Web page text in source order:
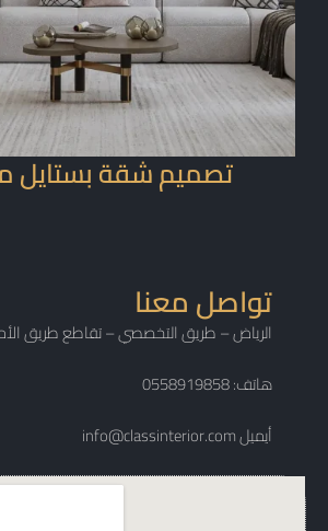
تصميم شقة بستايل
تواصل معنا
الرياض–طريق التخصصي–تقاطع طريق
هاتف: 0558919858
info@classinterior.com أيميل